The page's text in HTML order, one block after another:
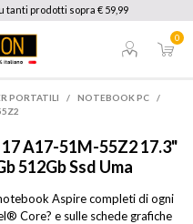
tanti prodotti sopra € 59,99
0
PORTATILI / NOTEBOOK PC
/
A17-51M-55Z2 17.3"
512Gb Ssd Uma
Aspire completi di ogni
Core? e sulle schede grafiche